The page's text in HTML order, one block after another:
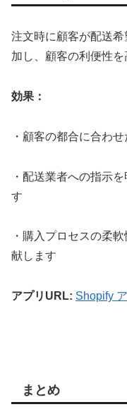
注文時に顧客が配送
加し、顧客の利便性を
効果：
・顧客の都合に合わ
・配送業者への指示
す
・購入プロセスの柔
献します
アプリURL: Shopify
まとめ